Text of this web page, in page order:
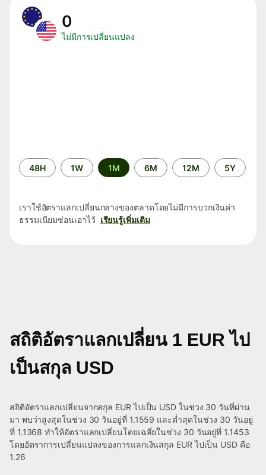
0
ไม่มีการเปลี่ยนแปลง
ระยะ
เวลา
48H 1W 1M 6M 12M 5Y
เราใช้อัตราแลกเปลี่ยนกลางของตลาดโดยไม่มีการบวกเงินค่า
ธรรมเนียมซ่อนเอาไว้ เรียนรู้เพิ่มเติม
สถิติอัตราแลกเปลี่ยน 1 EUR ไป
เป็นสกุล USD
สถิติอัตราแลกเปลี่ยนจากสกุล EUR ไปเป็น USD ในช่วง 30 วันที่ผ่าน
มา พบว่าสูงสุดในช่วง 30 วันอยู่ที่ 1.1559 และต่ำสุดในช่วง 30 วันอยู่
ที่ 1.1368 ทำให้อัตราแลกเปลี่ยนโดยเฉลี่ยในช่วง 30 วันอยู่ที่ 1.1453
โดยอัตราการเปลี่ยนแปลงของการแลกเงินสกุล EUR ไปเป็น USD คือ
1.26